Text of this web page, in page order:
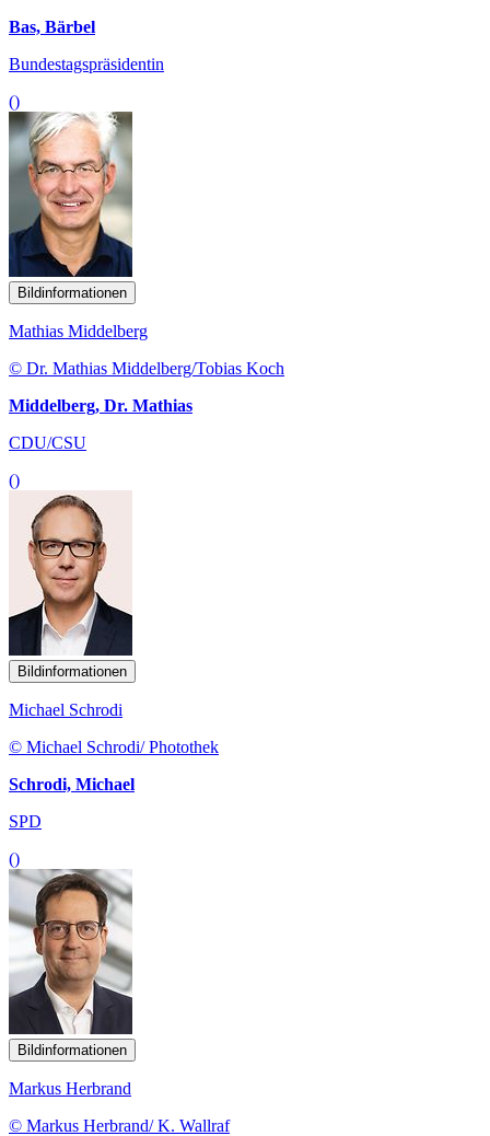
Bas, Bärbel
Bundestagspräsidentin
()
Bildinformationen
Mathias Middelberg
© Dr. Mathias Middelberg/Tobias Koch
Middelberg, Dr. Mathias
CDU/CSU
()
Bildinformationen
Michael Schrodi
© Michael Schrodi/ Photothek
Schrodi, Michael
SPD
()
Bildinformationen
Markus Herbrand
© Markus Herbrand/ K. Wallraf